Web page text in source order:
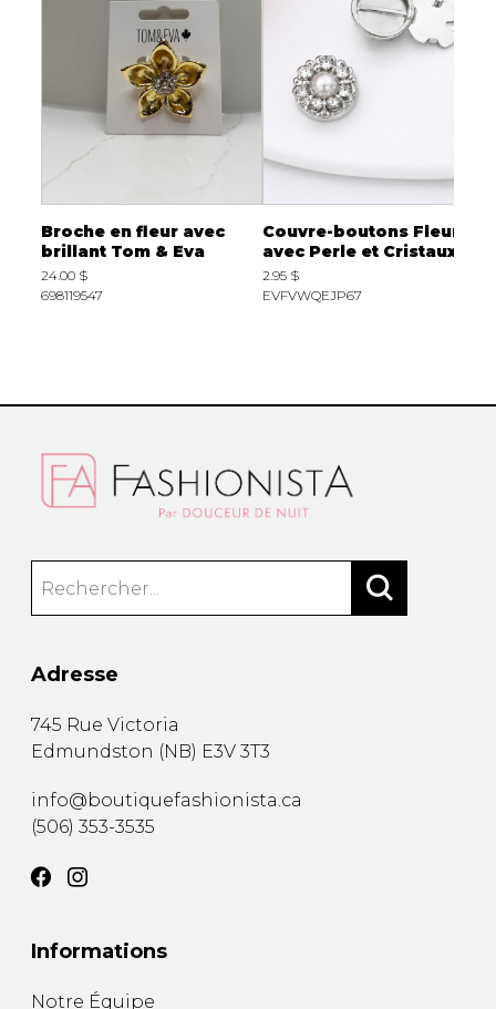
Broche en fleur avec
brillant Tom & Eva
24.00 $
698119547
Couvre-boutons Fleur
avec Perle et Cristaux
2.95 $
EVFVWQEJP67
Adresse
745 Rue Victoria
Edmundston (NB) E3V 3T3
info@boutiquefashionista.ca
(506) 353-3535
Informations
Notre Équipe